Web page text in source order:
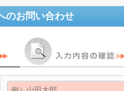
のお問い合わせ